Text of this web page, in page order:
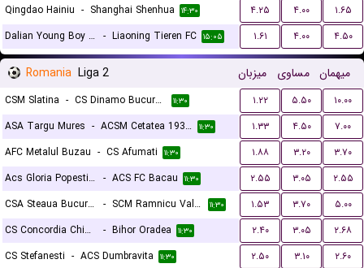
Qingdao Hainiu - Shanghai Shenhua ۱۴:۳۰ ۴.۲۵ ۴.۰۰
۱.۶۵
Dalian Young Boy FC - Liaoning Tieren FC ۱۵:۰۵ ۱.۶۱ ۴.۰۰ ۴.۵۰
Romania Liga 2 میزبان مساوی میهمان
CSM Slatina - CS Dinamo Bucuresti ۱۱:۳۰ ۱.۲۲ ۵.۵۰
۱۰.۰۰
ASA Targu Mures - ACSM Cetatea 1932 Suceava ۱۱:۳۰ ۱.۳۳ ۴.۵۰
۷.۰۰
AFC Metalul Buzau - CS Afumati ۱۱:۳۰ ۱.۸۸ ۳.۲۰
۳.۷۰
Acs Gloria Popesti Leordeni - ACS FC Bacau ۱۱:۳۰ ۲.۵۵ ۳.۰۵
۲.۵۵
CSA Steaua Bucuresti
- SCM Ramnicu Valcea ۱۱:۳۰ ۱.۵۳ ۳.۷۰
۵.۰۰
CS Concordia Chiajna
- Bihor Oradea ۱۱:۳۰ ۲.۴۰ ۳.۰۵
۲.۶۸
CS Stefanesti - ACS Dumbravita ۱۱:۳۰ ۲.۵۰ ۳.۱۰
۲.۶۰